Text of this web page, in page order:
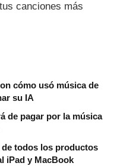
canciones más
cómo usó música de
su IA
de pagar por la música
todos los productos
iPad y MacBook